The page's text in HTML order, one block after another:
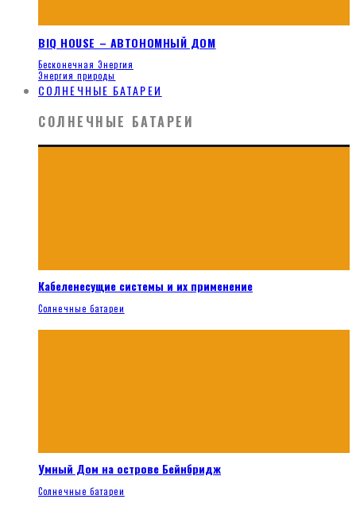
BIQ HOUSE – АВТОНОМНЫЙ ДОМ
Бесконечная Энергия
Энергия природы
СОЛНЕЧНЫЕ БАТАРЕИ
СОЛНЕЧНЫЕ БАТАРЕИ
Кабеленесущие системы и их применение
Солнечные батареи
Умный Дом на острове Бейнбридж
Солнечные батареи